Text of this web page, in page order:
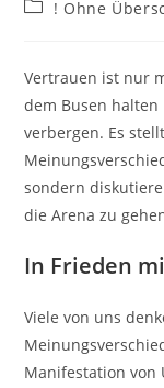
! Ohne
Vertrauen ist nur
dem Busen
verbergen. Es
sondern
die Arena zu
In Frieden
Viele von uns
Manifestation von